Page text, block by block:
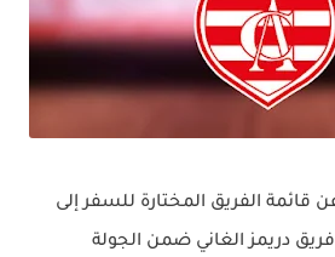
قائمة الفريق المختارة للسفر إلى
دريمز الغاني ضمن الجولة